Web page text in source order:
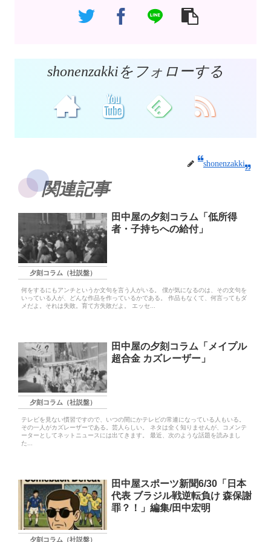
shonenzakkiをフォローする
shonenzakki
関連記事
夕刻コラム（社説盤）
田中屋の夕刻コラム「低所得
者・子持ちへの給付」
何をするにもアンチというか文句を言う人がいる。 僕が気になるのは、その文句を
いっている人が、どんな作品を作っているかである。 作品もなくて、何言ってもダ
メだよ。それは失敗。育て方失敗だよ。 エッセ...
夕刻コラム（社説盤）
田中屋の夕刻コラム「メイプル
超合金 カズレーザー」
テレビを見ない慣習ですので、いつの間にかテレビの常連になっている人もいる。
その一人がカズレーザーである。芸人らしい。 ネタは全く知りませんが、コメンテ
ーターとしてネットニュースには出てきます。 最近、次のような話題を読みまし
た...
夕刻コラム（社説盤）
田中屋スポーツ新聞6/30「日本
代表 ブラジル戦逆転負け 森保謝
罪？！」編集/田中宏明